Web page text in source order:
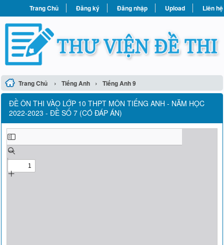
Trang Chủ Đăng ký Đăng nhập Upload Liên hệ
Trang Chủ › Tiếng Anh › Tiếng Anh 9
ĐỀ ÔN THI VÀO LỚP 10 THPT MÔN TIẾNG ANH - NĂM HỌC
2022-2023 - ĐỀ SỐ 7 (CÓ ĐÁP ÁN)